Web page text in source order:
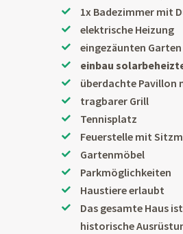
1x Badezimmer mit
elektrische Heizung
eingezäunten
einbau
überdachte Pavillon
tragbarer Grill
Tennisplatz
Feuerstelle mit
Gartenmöbel
Parkmöglichkeiten
Haustiere erlaubt
Das gesamte Haus
historische